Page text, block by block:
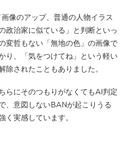
像のアップ、普通の人物イラス
政治家に似ている」と判断といっ
変哲もない「無地の色」の画像で
り、「気をつけてね」という軽い
除されたこともありました。
らにそのつもりがなくてもAI判定
、意図しないBANが起こりうる
く実感しています。